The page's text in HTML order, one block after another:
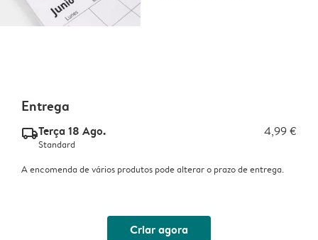
Entrega
delivery_standard_v2Terça 18 Ago. 4,99 €
Standard
A encomenda de vários produtos pode alterar o prazo de entrega.
Criar agora